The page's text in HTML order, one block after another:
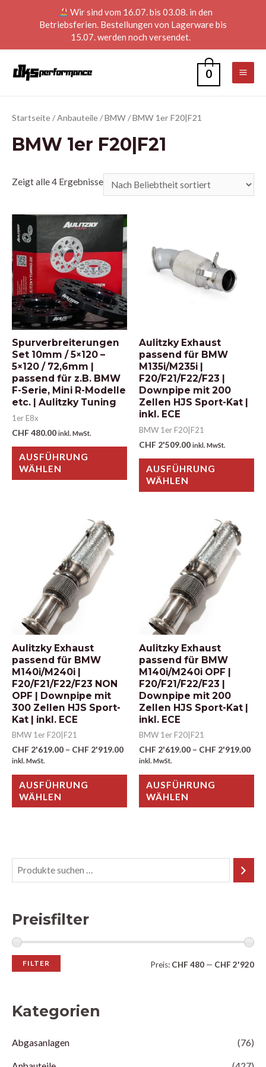
0
Startseite/Anbauteile/BMW/ BMW 1er F20|F21
BMW 1er F20|F21
Zeigt alle 4 Ergebnisse
Spurverbreiterungen
Set 10mm / 5×120 –
5×120 / 72,6mm |
passend für z.B. BMW
F-Serie, Mini R-Modelle
etc. | Aulitzky Tuning
1er E8x
CHF480.00 inkl. MwSt.
AUSFÜHRUNG
WÄHLEN
Aulitzky Exhaust
passend für BMW
M135i/M235i |
F20/F21/F22/F23 |
Downpipe mit 200
Zellen HJS Sport-Kat |
inkl. ECE
BMW 1er F20|F21
CHF 2'509.00 inkl. MwSt.
AUSFÜHRUNG
WÄHLEN
Aulitzky Exhaust
passend für BMW
M140i/M240i |
F20/F21/F22/F23 NON
OPF | Downpipe mit
300 Zellen HJS Sport-
Kat | inkl. ECE
BMW 1er F20|F21
CHF 2'619.00 – CHF 2'919.00
inkl. MwSt.
AUSFÜHRUNG
WÄHLEN
Aulitzky Exhaust
passend für BMW
M140i/M240i OPF |
F20/F21/F22/F23 |
Downpipe mit 200
Zellen HJS Sport-Kat |
inkl. ECE
BMW 1er F20|F21
CHF 2'619.00 – CHF 2'919.00
inkl. MwSt.
AUSFÜHRUNG
WÄHLEN
Preisfilter
FILTER Preis: CHF 480 — CHF 2'920
Kategorien
Abgasanlagen (76)
Wir sind vom 16.07. bis 03.08. in den
Betriebsferien. Bestellungen von Lagerware bis
15.07. werden noch versendet.